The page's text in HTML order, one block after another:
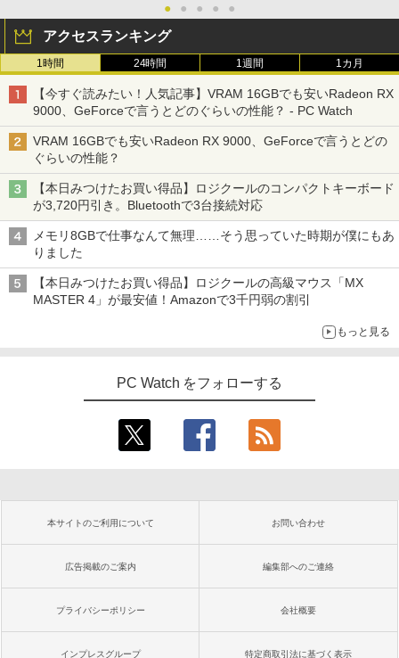
● ● ● ● ●
アクセスランキング
1時間 24時間 1週間 1カ月
【今すぐ読みたい！人気記事】VRAM 16GBでも安いRadeon RX
9000、GeForceで言うとどのぐらいの性能？ - PC Watch
VRAM 16GBでも安いRadeon RX 9000、GeForceで言うとどの
ぐらいの性能？
【本日みつけたお買い得品】ロジクールのコンパクトキーボード
が3,720円引き。Bluetoothで3台接続対応
メモリ8GBで仕事なんて無理……そう思っていた時期が僕にもあ
りました
【本日みつけたお買い得品】ロジクールの高級マウス「MX
MASTER 4」が最安値！Amazonで3千円弱の割引
もっと見る
PC Watch をフォローする
本サイトのご利用について お問い合わせ
広告掲載のご案内 編集部へのご連絡
プライバシーポリシー 会社概要
インプレスグループ 特定商取引法に基づく表示